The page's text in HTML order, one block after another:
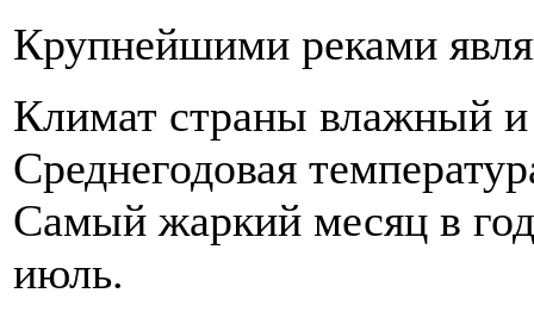
Крупнейшими реками
Климат страны влажный
Среднегодовая
Самый жаркий месяц в
июль.